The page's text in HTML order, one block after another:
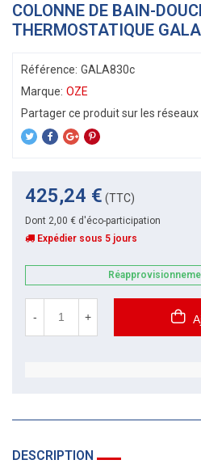
COLONNE DE BAIN-
THERMOSTATIQUE
Référence: GALA830c
Marque: OZE
425,24 € (TTC)
Dont 2,00 € d'éco-participation
Expédier sous 5 jours
- +
DESCRIPTION